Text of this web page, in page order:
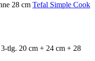
Tefal Simple Cook